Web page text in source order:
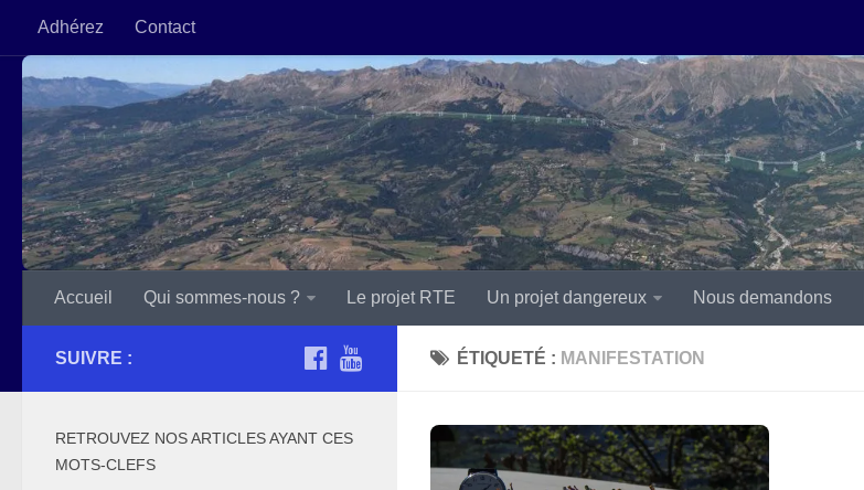
Adhérez Contact
Accueil Qui sommes-nous ? Le projet RTE Un projet dangereux Nous demandons
ÉTIQUETÉ : MANIFESTATION
SUIVRE :
RETROUVEZ NOS ARTICLES AYANT CES
MOTS-CLEFS